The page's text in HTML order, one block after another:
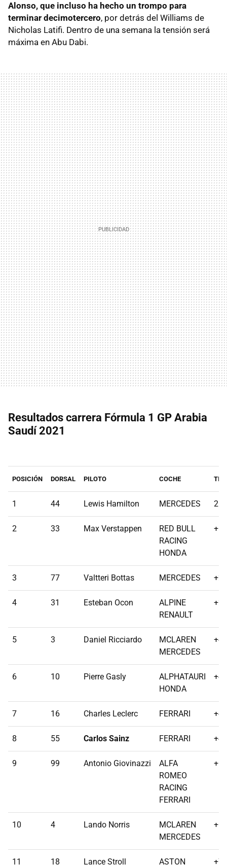
Alonso, que incluso ha hecho un trompo para
terminar decimotercero, por detrás del Williams de
Nicholas Latifi. Dentro de una semana la tensión será
máxima en Abu Dabi.
Resultados carrera Fórmula 1 GP Arabia
Saudí 2021
POSICIÓN DORSAL PILOTO COCHE
1 44 Lewis Hamilton MERCEDES
2 33 Max Verstappen
RED BULL
RACING
HONDA
3 77 Valtteri Bottas MERCEDES
4 31 Esteban Ocon
ALPINE
RENAULT
5 3 Daniel Ricciardo
MCLAREN
MERCEDES
6 10 Pierre Gasly
ALPHATAURI
HONDA
7 16 Charles Leclerc FERRARI
8 55 Carlos Sainz FERRARI
9 99 Antonio Giovinazzi
ALFA
ROMEO
RACING
FERRARI
10 4 Lando Norris
MCLAREN
MERCEDES
11 18 Lance Stroll ASTON